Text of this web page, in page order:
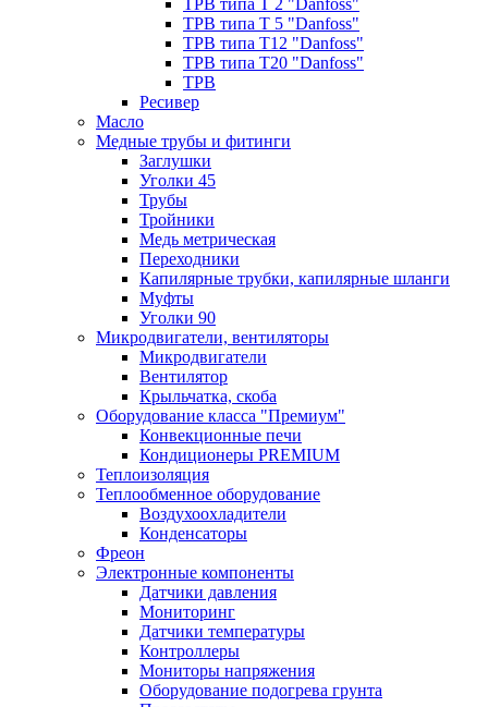
ТРВ типа Т 5 "Danfoss"
ТРВ типа Т12 "Danfoss"
ТРВ типа Т20 "Danfoss"
ТРВ
Ресивер
Масло
Медные трубы и фитинги
Заглушки
Уголки 45
Трубы
Тройники
Медь метрическая
Переходники
Капилярные трубки, капилярные шланги
Муфты
Уголки 90
Микродвигатели, вентиляторы
Микродвигатели
Вентилятор
Крыльчатка, скоба
Оборудование класса "Премиум"
Конвекционные печи
Кондиционеры PREMIUM
Теплоизоляция
Теплообменное оборудование
Воздухоохладители
Конденсаторы
Фреон
Электронные компоненты
Датчики давления
Мониторинг
Датчики температуры
Контроллеры
Мониторы напряжения
Оборудование подогрева грунта